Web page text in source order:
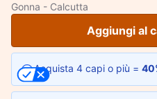
Gonna - Calcutta
Aggiungi al
Acquista 4 capi o più =